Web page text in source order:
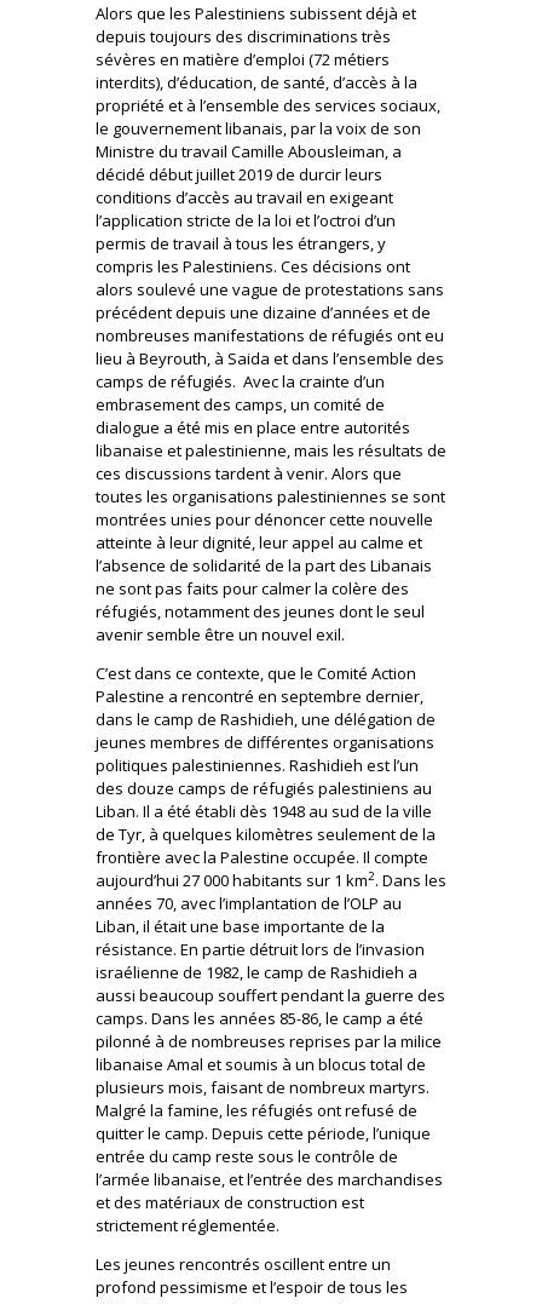
Alors que les Palestiniens subissent déjà et
depuis toujours des discriminations très
sévères en matière d’emploi (72 métiers
interdits), d’éducation, de santé, d’accès à la
propriété et à l’ensemble des services sociaux,
le gouvernement libanais, par la voix de son
Ministre du travail Camille Abousleiman, a
décidé début juillet 2019 de durcir leurs
conditions d’accès au travail en exigeant
l’application stricte de la loi et l’octroi d’un
permis de travail à tous les étrangers, y
compris les Palestiniens. Ces décisions ont
alors soulevé une vague de protestations sans
précédent depuis une dizaine d’années et de
nombreuses manifestations de réfugiés ont eu
lieu à Beyrouth, à Saida et dans l’ensemble des
camps de réfugiés. Avec la crainte d’un
embrasement des camps, un comité de
dialogue a été mis en place entre autorités
libanaise et palestinienne, mais les résultats de
ces discussions tardent à venir. Alors que
toutes les organisations palestiniennes se sont
montrées unies pour dénoncer cette nouvelle
atteinte à leur dignité, leur appel au calme et
l’absence de solidarité de la part des Libanais
ne sont pas faits pour calmer la colère des
réfugiés, notamment des jeunes dont le seul
avenir semble être un nouvel exil.
C’est dans ce contexte, que le Comité Action
Palestine a rencontré en septembre dernier,
dans le camp de Rashidieh, une délégation de
jeunes membres de différentes organisations
politiques palestiniennes. Rashidieh est l’un
des douze camps de réfugiés palestiniens au
Liban. Il a été établi dès 1948 au sud de la ville
de Tyr, à quelques kilomètres seulement de la
frontière avec la Palestine occupée. Il compte
aujourd’hui 27 000 habitants sur 1 km2. Dans les
années 70, avec l’implantation de l’OLP au
Liban, il était une base importante de la
résistance. En partie détruit lors de l’invasion
israélienne de 1982, le camp de Rashidieh a
aussi beaucoup souffert pendant la guerre des
camps. Dans les années 85-86, le camp a été
pilonné à de nombreuses reprises par la milice
libanaise Amal et soumis à un blocus total de
plusieurs mois, faisant de nombreux martyrs.
Malgré la famine, les réfugiés ont refusé de
quitter le camp. Depuis cette période, l’unique
entrée du camp reste sous le contrôle de
l’armée libanaise, et l’entrée des marchandises
et des matériaux de construction est
strictement réglementée.
Les jeunes rencontrés oscillent entre un
profond pessimisme et l’espoir de tous les